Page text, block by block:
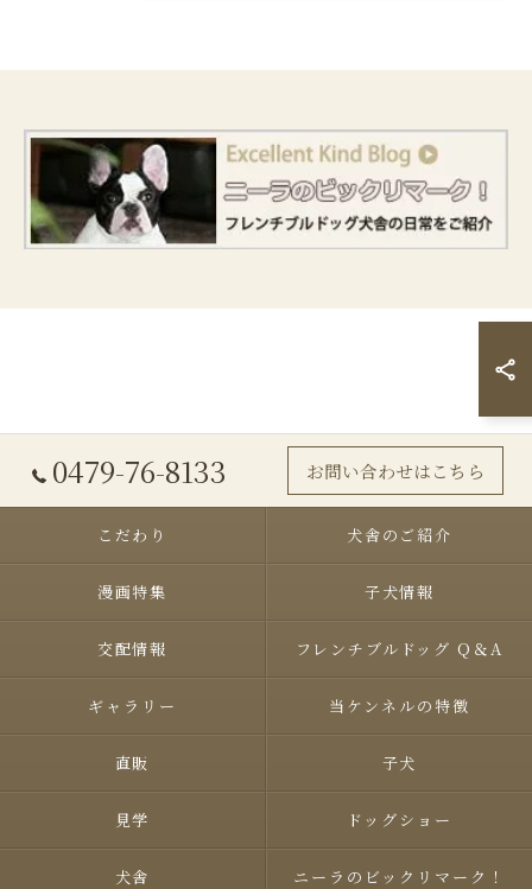
0479-76-8133 お問い合わせはこちら
こだわり 犬舎のご紹介
漫画特集 子犬情報
交配情報 フレンチブルドッグ Q＆A
ギャラリー 当ケンネルの特徴
直販 子犬
見学 ドッグショー
犬舎 ニーラのビックリマーク！